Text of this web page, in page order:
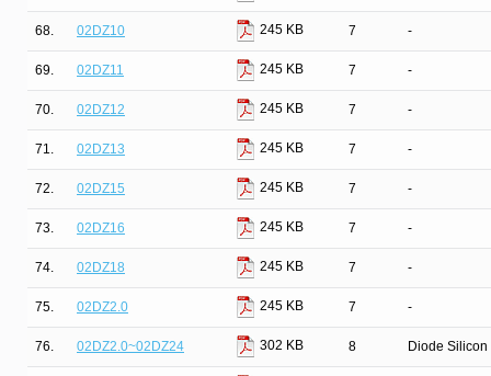
68. 02DZ10 245 KB 7 -
69. 02DZ11 245 KB 7 -
70. 02DZ12 245 KB 7 -
71. 02DZ13 245 KB 7 -
72. 02DZ15 245 KB 7 -
73. 02DZ16 245 KB 7 -
74. 02DZ18 245 KB 7 -
75. 02DZ2.0 245 KB 7 -
76. 02DZ2.0~02DZ24 302 KB 8 Diode